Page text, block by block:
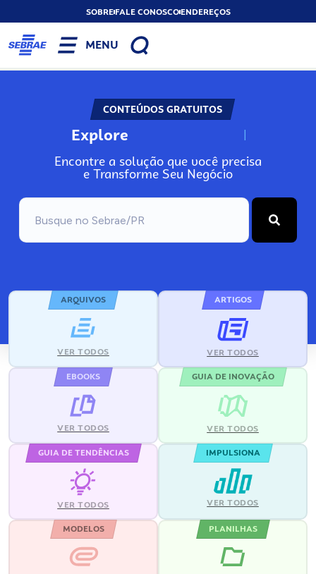
SOBREFALE CONOSCOENDEREÇOS
MENU
CONTEÚDOS GRATUITOS
Explore N
Encontre a solução que você precisa
e Transforme Seu Negócio
ARQUIVOS
VER TODOS
ARTIGOS
VER TODOS
EBOOKS
VER TODOS
GUIA DE INOVAÇÃO
VER TODOS
GUIA DE TENDÊNCIAS
VER TODOS
IMPULSIONA
VER TODOS
MODELOS PLANILHAS